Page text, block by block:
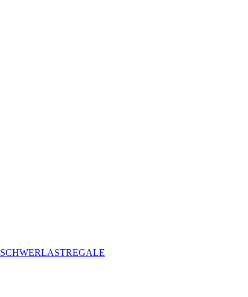
SCHWERLASTREGALE